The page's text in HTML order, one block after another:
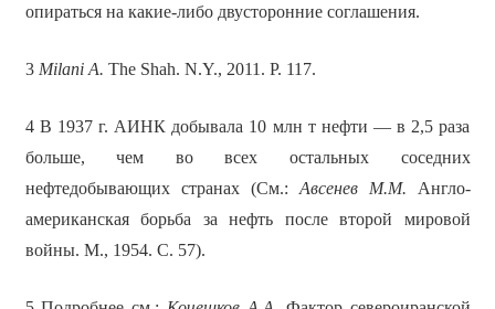
опираться на какие-либо двусторонние соглашения.
3 Milani A. The Shah. N.Y., 2011. P. 117.
4 В 1937 г. АИНК добывала 10 млн т нефти — в 2,5 раза
больше, чем во всех остальных соседних
нефтедобывающих странах (См.: Авсенев М.М. Англо-
американская борьба за нефть после второй мировой
войны. М., 1954. С. 57).